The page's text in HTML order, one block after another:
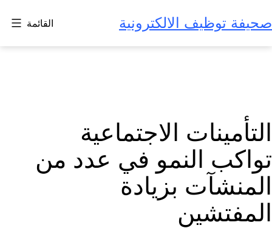
إلى
المحتوى
صحيفة توظيف الالكترونية القائمة
التأمينات الاجتماعية
تواكب النمو في عدد من
المنشآت بزيادة
المفتشين